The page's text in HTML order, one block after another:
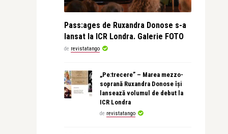
Pass:ages de Ruxandra Donose s-a
lansat la ICR Londra. Galerie FOTO
de revistatango
„Pe:trecere” – Marea mezzo-
soprană Ruxandra Donose își
lansează volumul de debut la
ICR Londra
de revistatango